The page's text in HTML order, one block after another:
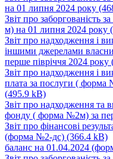
на 01 липня 2024 року
Звіт про
м) на 01 липня 2024 року
Звіт про надходження і
іншими джерелами
перше півріччя 2024 року
Звіт про надходження і
плата за послуги ( форма
(495.9 kB)
Звіт про надходження та
фонду ( форма №2м) за
Звіт про фінансові
(форма №2-дс) (366.4 kB)
баланс на 01.04.2024